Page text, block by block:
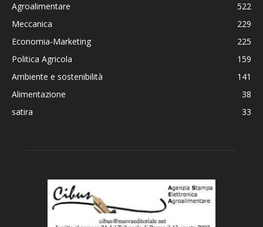
Agroalimentare
522
Meccanica
229
Economia-Marketing
225
Politica Agricola
159
Ambiente e sostenibilità
141
Alimentazione
38
satira
33